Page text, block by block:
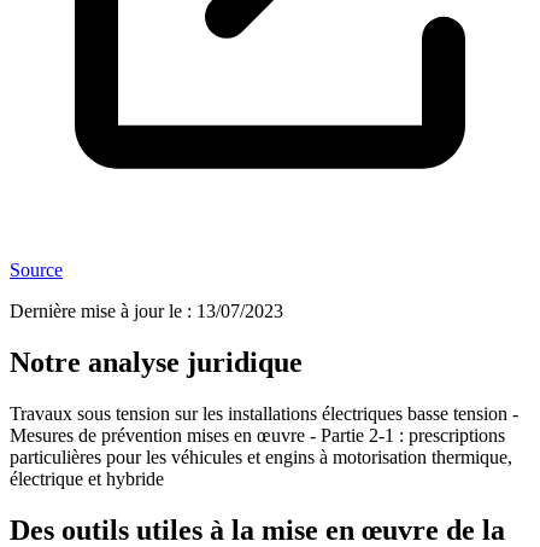
Source
Dernière mise à jour le : 13/07/2023
Notre analyse juridique
Travaux sous tension sur les installations électriques basse tension -
Mesures de prévention mises en œuvre - Partie 2-1 : prescriptions
particulières pour les véhicules et engins à motorisation thermique,
électrique et hybride
Des outils utiles à la mise en œuvre de la